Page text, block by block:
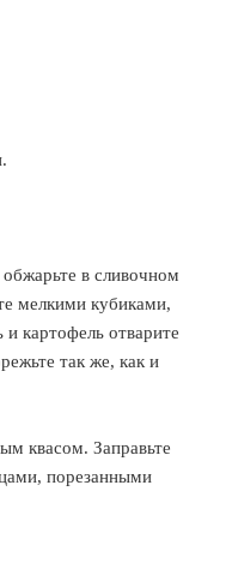
в сливочном
мелкими кубиками,
картофель отварите
так же, как и
квасом. Заправьте
порезанными